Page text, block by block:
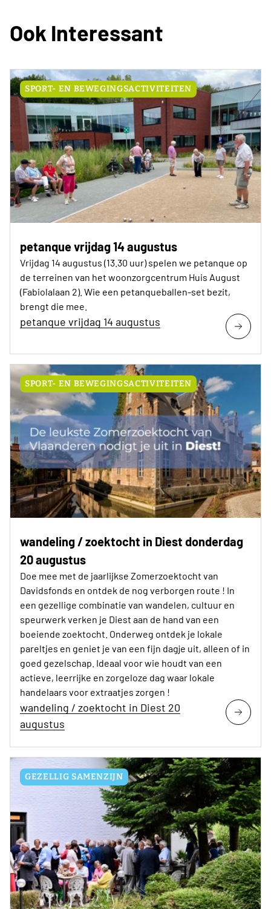
Ook Interessant
SPORT- EN BEWEGINGSACTIVITEITEN
petanque vrijdag 14 augustus
Vrijdag 14 augustus (13.30 uur) spelen we petanque op
de terreinen van het woonzorgcentrum Huis August
(Fabiolalaan 2). Wie een petanqueballen-set bezit,
brengt die mee.
petanque vrijdag 14 augustus
SPORT- EN BEWEGINGSACTIVITEITEN
wandeling / zoektocht in Diest donderdag
20 augustus
Doe mee met de jaarlijkse Zomerzoektocht van
Davidsfonds en ontdek de nog verborgen route ! In
een gezellige combinatie van wandelen, cultuur en
speurwerk verken je Diest aan de hand van een
boeiende zoektocht. Onderweg ontdek je lokale
pareltjes en geniet je van een fijn dagje uit, alleen of in
goed gezelschap. Ideaal voor wie houdt van een
actieve, leerrijke en zorgeloze dag waar lokale
handelaars voor extraatjes zorgen !
wandeling / zoektocht in Diest 20
augustus
GEZELLIG SAMENZIJN